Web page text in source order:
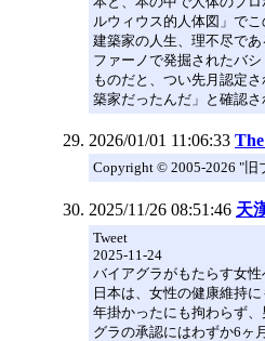
ルウィウス的人体図」で
建築家の人生、理不尽で
ファーノで発掘されたバ
ものだと、つい先月認定
築家だったんだ」と確認
2026/01/01 11:06:33
Copyright © 2005-2026 "旧
2025/11/26 08:51:46 天
Tweet
2025-11-24
バイアグラがもたらす女
日本は、女性の健康維持
年掛かったにも拘わらず
グラの承認にはわずか6ヶ